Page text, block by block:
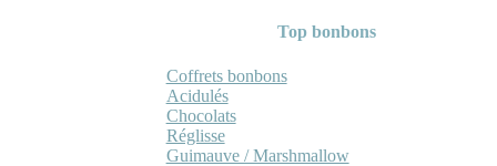
Top bonbons
Coffrets bonbons
Acidulés
Chocolats
Réglisse
Guimauve / Marshmallow